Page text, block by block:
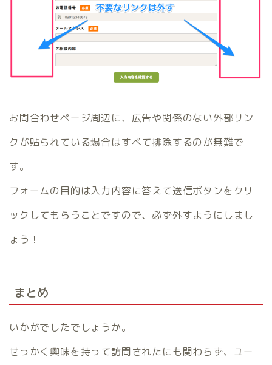
お問合わせページ周辺に、広告や関係のない外部リン
クが貼られている場合はすべて排除するのが無難で
す。
フォームの目的は入力内容に答えて送信ボタンをクリ
ックしてもらうことですので、必ず外すようにしまし
ょう！
まとめ
いかがでしたでしょうか。
せっかく興味を持って訪問されたにも関わらず、ユー